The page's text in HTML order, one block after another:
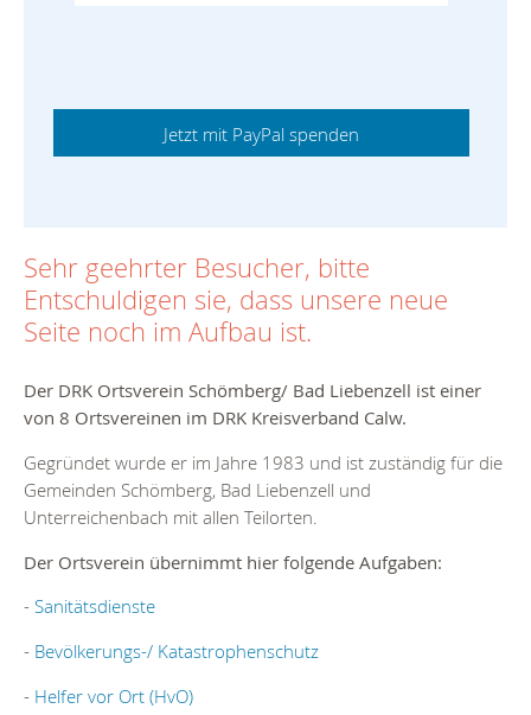
Sehr geehrter Besucher, bitte
Entschuldigen sie, dass unsere neue
Seite noch im Aufbau ist.
Der DRK Ortsverein Schömberg/ Bad Liebenzell ist einer
von 8 Ortsvereinen im DRK Kreisverband Calw.
Gegründet wurde er im Jahre 1983 und ist zuständig für die
Gemeinden Schömberg, Bad Liebenzell und
Unterreichenbach mit allen Teilorten.
Der Ortsverein übernimmt hier folgende Aufgaben:
- Sanitätsdienste
- Bevölkerungs-/ Katastrophenschutz
- Helfer vor Ort (HvO)